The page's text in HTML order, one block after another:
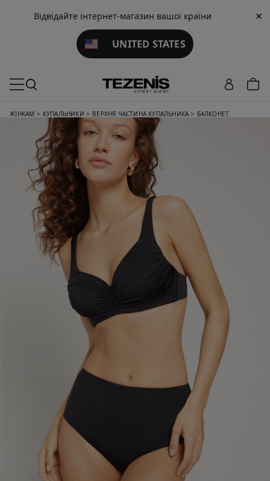
Відвідайте інтернет-магазин вашої країни
UNITED STATES
×
ЖІНКАМ > КУПАЛЬНИКИ > ВЕРХНЯ ЧАСТИНА КУПАЛЬНИКА > БАЛКОНЕТ